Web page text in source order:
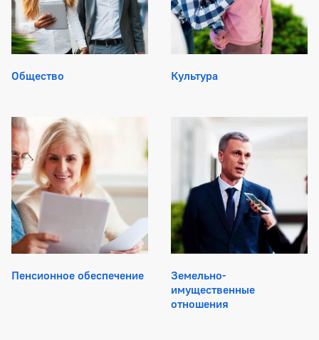
Общество Культура
Пенсионное обеспечение
Земельно-
имущественные
отношения